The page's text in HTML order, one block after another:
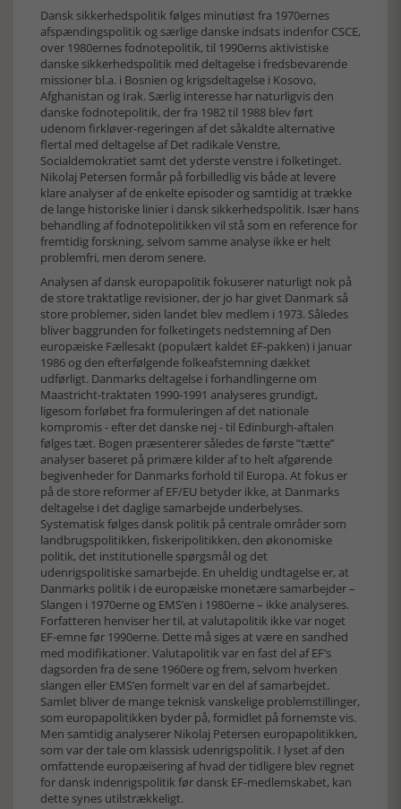
Dansk sikkerhedspolitik følges minutiøst fra 1970ernes
afspændingspolitik og særlige danske indsats indenfor CSCE,
over 1980ernes fodnotepolitik, til 1990erns aktivistiske
danske sikkerhedspolitik med deltagelse i fredsbevarende
missioner bl.a. i Bosnien og krigsdeltagelse i Kosovo,
Afghanistan og Irak. Særlig interesse har naturligvis den
danske fodnotepolitik, der fra 1982 til 1988 blev ført
udenom firkløver-regeringen af det såkaldte alternative
flertal med deltagelse af Det radikale Venstre,
Socialdemokratiet samt det yderste venstre i folketinget.
Nikolaj Petersen formår på forbilledlig vis både at levere
klare analyser af de enkelte episoder og samtidig at trække
de lange historiske linier i dansk sikkerhedspolitik. Især hans
behandling af fodnotepolitikken vil stå som en reference for
fremtidig forskning, selvom samme analyse ikke er helt
problemfri, men derom senere.
Analysen af dansk europapolitik fokuserer naturligt nok på
de store traktatlige revisioner, der jo har givet Danmark så
store problemer, siden landet blev medlem i 1973. Således
bliver baggrunden for folketingets nedstemning af Den
europæiske Fællesakt (populært kaldet EF-pakken) i januar
1986 og den efterfølgende folkeafstemning dækket
udførligt. Danmarks deltagelse i forhandlingerne om
Maastricht-traktaten 1990-1991 analyseres grundigt,
ligesom forløbet fra formuleringen af det nationale
kompromis - efter det danske nej - til Edinburgh-aftalen
følges tæt. Bogen præsenterer således de første ”tætte”
analyser baseret på primære kilder af to helt afgørende
begivenheder for Danmarks forhold til Europa. At fokus er
på de store reformer af EF/EU betyder ikke, at Danmarks
deltagelse i det daglige samarbejde underbelyses.
Systematisk følges dansk politik på centrale områder som
landbrugspolitikken, fiskeripolitikken, den økonomiske
politik, det institutionelle spørgsmål og det
udenrigspolitiske samarbejde. En uheldig undtagelse er, at
Danmarks politik i de europæiske monetære samarbejder –
Slangen i 1970erne og EMS’en i 1980erne – ikke analyseres.
Forfatteren henviser her til, at valutapolitik ikke var noget
EF-emne før 1990erne. Dette må siges at være en sandhed
med modifikationer. Valutapolitik var en fast del af EF’s
dagsorden fra de sene 1960ere og frem, selvom hverken
slangen eller EMS’en formelt var en del af samarbejdet.
Samlet bliver de mange teknisk vanskelige problemstillinger,
som europapolitikken byder på, formidlet på fornemste vis.
Men samtidig analyserer Nikolaj Petersen europapolitikken,
som var der tale om klassisk udenrigspolitik. I lyset af den
omfattende europæisering af hvad der tidligere blev regnet
for dansk indenrigspolitik før dansk EF-medlemskabet, kan
dette synes utilstrækkeligt.